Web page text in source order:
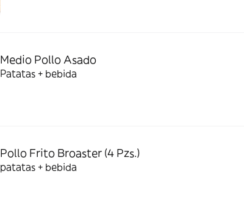
Medio Pollo Asado
Patatas + bebida
Pollo Frito Broaster (4 Pzs.)
patatas + bebida